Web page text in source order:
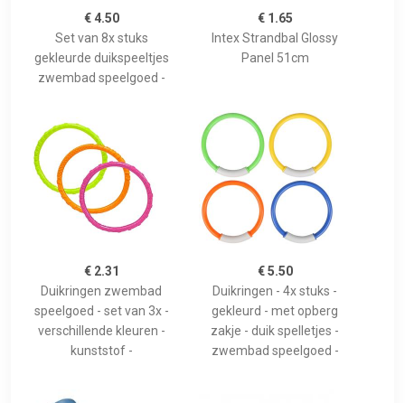
€ 4.50
Set van 8x stuks
gekleurde duikspeeltjes
zwembad speelgoed -
€ 1.65
Intex Strandbal Glossy
Panel 51cm
€ 2.31
Duikringen zwembad
speelgoed - set van 3x -
verschillende kleuren -
kunststof -
€ 5.50
Duikringen - 4x stuks -
gekleurd - met opberg
zakje - duik spelletjes -
zwembad speelgoed -